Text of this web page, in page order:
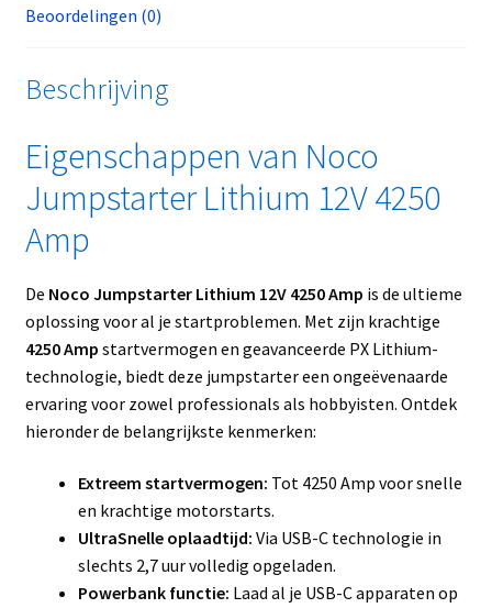
Beoordelingen (0)
Beschrijving
Eigenschappen van Noco
Jumpstarter Lithium 12V 4250
Amp
De Noco Jumpstarter Lithium 12V 4250 Amp is de ultieme
oplossing voor al je startproblemen. Met zijn krachtige
4250 Amp startvermogen en geavanceerde PX Lithium-
technologie, biedt deze jumpstarter een ongeëvenaarde
ervaring voor zowel professionals als hobbyisten. Ontdek
hieronder de belangrijkste kenmerken:
Extreem startvermogen: Tot 4250 Amp voor snelle
en krachtige motorstarts.
UltraSnelle oplaadtijd: Via USB-C technologie in
slechts 2,7 uur volledig opgeladen.
Powerbank functie: Laad al je USB-C apparaten op